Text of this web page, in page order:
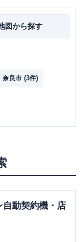
図から探す
奈良市 (3件)
自動契約機・店